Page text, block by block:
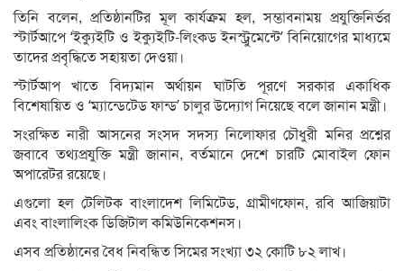
তিনি বলেন, প্রতিষ্ঠানটির মূল কার্যক্রম হল, সম্ভাবনাময় প্রযুক্তিনির্ভর
স্টার্টআপে ‘ইক্যুইটি ও ইক্যুইটি-লিংকড ইনস্ট্রুমেন্টে’ বিনিয়োগের মাধ্যমে
তাদের প্রবৃদ্ধিতে সহায়তা দেওয়া।
স্টার্টআপ খাতে বিদ্যমান অর্থায়ন ঘাটতি পূরণে সরকার একাধিক
বিশেষায়িত ও ‘ম্যান্ডেটেড ফান্ড’ চালুর উদ্যোগ নিয়েছে বলে জানান মন্ত্রী।
সংরক্ষিত নারী আসনের সংসদ সদস্য নিলোফার চৌধুরী মনির প্রশ্নের
জবাবে তথ্যপ্রযুক্তি মন্ত্রী জানান, বর্তমানে দেশে চারটি মোবাইল ফোন
অপারেটর রয়েছে।
এগুলো হল টেলিটক বাংলাদেশ লিমিটেড, গ্রামীণফোন, রবি আজিয়াটা
এবং বাংলালিংক ডিজিটাল কমিউনিকেশনস।
এসব প্রতিষ্ঠানের বৈধ নিবন্ধিত সিমের সংখ্যা ৩২ কোটি ৮২ লাখ।